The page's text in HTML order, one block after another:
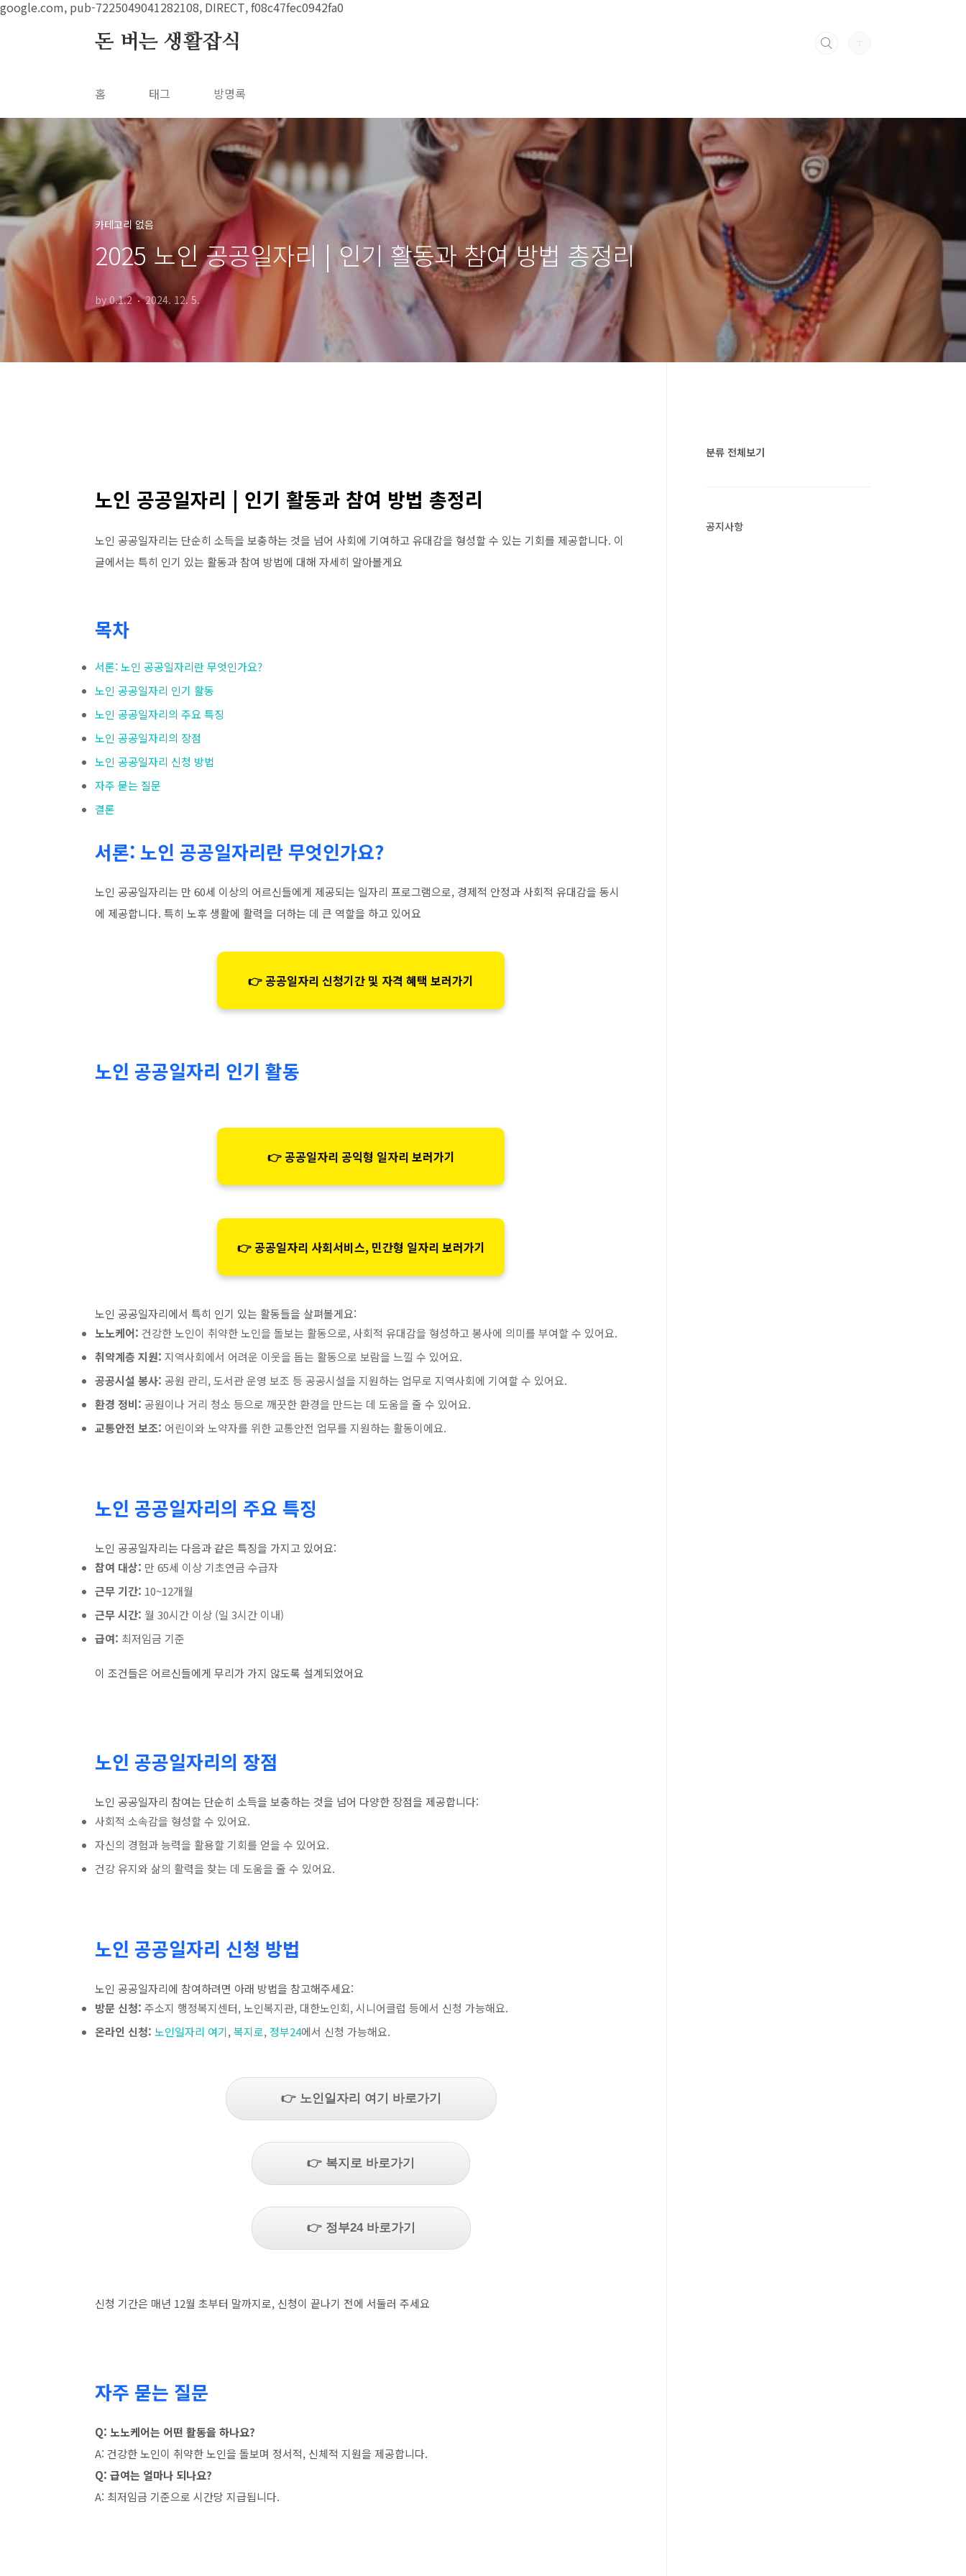
google.com, pub-7225049041282108, DIRECT, f08c47fec0942fa0
본문 바로가기
돈 버는 생활잡식
홈 태그 방명록
카테고리 없음
2025 노인 공공일자리 | 인기 활동과 참여 방법 총정리
by 0.1.2 2024. 12. 5.
노인 공공일자리 | 인기 활동과 참여 방법 총정리
노인 공공일자리는 단순히 소득을 보충하는 것을 넘어 사회에 기여하고 유대감을 형성할 수 있는 기회를 제공합니다. 이
글에서는 특히 인기 있는 활동과 참여 방법에 대해 자세히 알아볼게요
목차
서론: 노인 공공일자리란 무엇인가요?
노인 공공일자리 인기 활동
노인 공공일자리의 주요 특징
노인 공공일자리의 장점
노인 공공일자리 신청 방법
자주 묻는 질문
결론
서론: 노인 공공일자리란 무엇인가요?
노인 공공일자리는 만 60세 이상의 어르신들에게 제공되는 일자리 프로그램으로, 경제적 안정과 사회적 유대감을 동시
에 제공합니다. 특히 노후 생활에 활력을 더하는 데 큰 역할을 하고 있어요
👉 공공일자리 신청기간 및 자격 혜택 보러가기
노인 공공일자리 인기 활동
👉 공공일자리 공익형 일자리 보러가기
👉 공공일자리 사회서비스, 민간형 일자리 보러가기
노인 공공일자리에서 특히 인기 있는 활동들을 살펴볼게요:
노노케어: 건강한 노인이 취약한 노인을 돌보는 활동으로, 사회적 유대감을 형성하고 봉사에 의미를 부여할 수 있어요.
취약계층 지원: 지역사회에서 어려운 이웃을 돕는 활동으로 보람을 느낄 수 있어요.
공공시설 봉사: 공원 관리, 도서관 운영 보조 등 공공시설을 지원하는 업무로 지역사회에 기여할 수 있어요.
환경 정비: 공원이나 거리 청소 등으로 깨끗한 환경을 만드는 데 도움을 줄 수 있어요.
교통안전 보조: 어린이와 노약자를 위한 교통안전 업무를 지원하는 활동이에요.
노인 공공일자리의 주요 특징
노인 공공일자리는 다음과 같은 특징을 가지고 있어요:
참여 대상: 만 65세 이상 기초연금 수급자
근무 기간: 10~12개월
근무 시간: 월 30시간 이상 (일 3시간 이내)
급여: 최저임금 기준
이 조건들은 어르신들에게 무리가 가지 않도록 설계되었어요
노인 공공일자리의 장점
노인 공공일자리 참여는 단순히 소득을 보충하는 것을 넘어 다양한 장점을 제공합니다:
사회적 소속감을 형성할 수 있어요.
자신의 경험과 능력을 활용할 기회를 얻을 수 있어요.
건강 유지와 삶의 활력을 찾는 데 도움을 줄 수 있어요.
노인 공공일자리 신청 방법
노인 공공일자리에 참여하려면 아래 방법을 참고해주세요:
방문 신청: 주소지 행정복지센터, 노인복지관, 대한노인회, 시니어클럽 등에서 신청 가능해요.
온라인 신청: 노인일자리 여기, 복지로, 정부24에서 신청 가능해요.
👉 노인일자리 여기 바로가기
👉 복지로 바로가기
👉 정부24 바로가기
신청 기간은 매년 12월 초부터 말까지로, 신청이 끝나기 전에 서둘러 주세요
자주 묻는 질문
Q: 노노케어는 어떤 활동을 하나요?
A: 건강한 노인이 취약한 노인을 돌보며 정서적, 신체적 지원을 제공합니다.
Q: 급여는 얼마나 되나요?
A: 최저임금 기준으로 시간당 지급됩니다.
분류 전체보기
공지사항